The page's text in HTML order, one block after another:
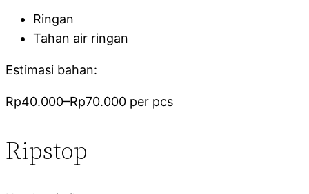
Ringan
Tahan air ringan
Estimasi bahan:
Rp40.000–Rp70.000 per pcs
Ripstop